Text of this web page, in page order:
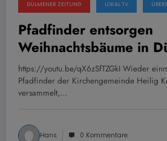
26. Januar 2022
DÜLMENER ZEITUNG LOKAL TV
Pfadfinder entsorgen
Weihnachtsbäume in
https://youtu.be/qX6zSfTZGkI Wieder
Pfadfinder der Kirchengemeinde Heilig
versammelt,…
Hans 0 Kommentare